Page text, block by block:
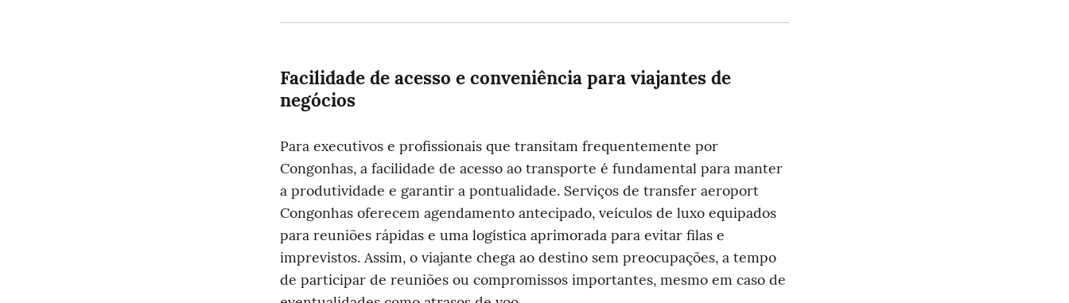
Facilidade de acesso e conveniência para viajantes de
negócios
Para executivos e profissionais que transitam frequentemente por
Congonhas, a facilidade de acesso ao transporte é fundamental para manter
a produtividade e garantir a pontualidade. Serviços de transfer aeroport
Congonhas oferecem agendamento antecipado, veículos de luxo equipados
para reuniões rápidas e uma logística aprimorada para evitar filas e
imprevistos. Assim, o viajante chega ao destino sem preocupações, a tempo
de participar de reuniões ou compromissos importantes, mesmo em caso de